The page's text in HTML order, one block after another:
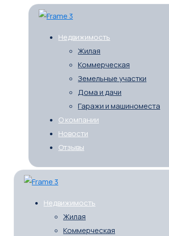
Недвижимость
Жилая
Коммерческая
Земельные участки
Дома и дачи
Гаражи и машиноместа
О компании
Новости
Отзывы
Недвижимость
Жилая
Коммерческая